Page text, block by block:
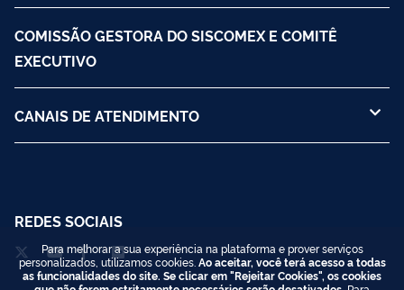
COMISSÃO GESTORA DO SISCOMEX E COMITÊ
EXECUTIVO
CANAIS DE ATENDIMENTO
REDES SOCIAIS
Para melhorar a sua experiência na plataforma e prover serviços
personalizados, utilizamos cookies. Ao aceitar, você terá acesso a todas
as funcionalidades do site. Se clicar em "Rejeitar Cookies", os cookies